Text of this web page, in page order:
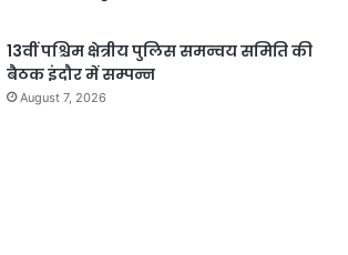
13वीं पश्चिम क्षेत्रीय पुलिस समन्वय समिति की
बैठक इंदौर में सम्पन्न
August 7, 2026